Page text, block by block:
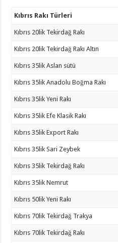
Kıbrıs Rakı Türleri
Kıbrıs 20lik Tekirdağ Rakı
Kıbrıs 20lik Tekirdağ Rakı Altın
Kıbrıs 35lik Aslan sütü
Kıbrıs 35lik Anadolu Boğma Rakı
Kıbrıs 35lik Yeni Rakı
Kıbrıs 35lik Efe Klasik Rakı
Kıbrıs 35lik Export Rakı
Kıbrıs 35lik Sari Zeybek
Kıbrıs 35lik Tekirdağ Rakı
Kıbrıs 35lik Nemrut
Kıbrıs 50lik Yeni Rakı
Kıbrıs 70lik Tekirdağ Trakya
Kıbrıs 70lik Tekirdağ Rakı